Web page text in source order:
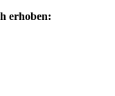
erhoben: